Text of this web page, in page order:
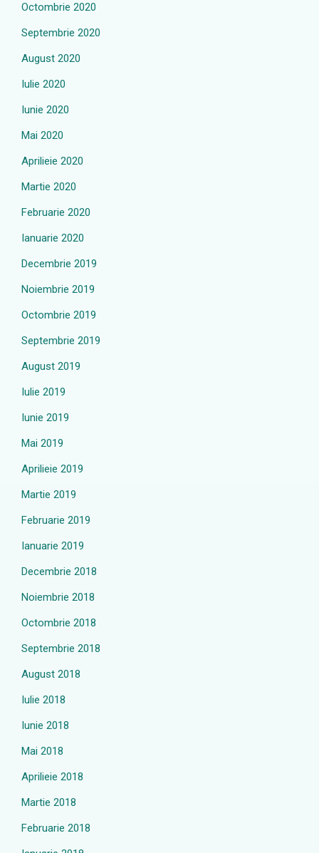
Octombrie 2020
Septembrie 2020
August 2020
Iulie 2020
Iunie 2020
Mai 2020
Aprilieie 2020
Martie 2020
Februarie 2020
Ianuarie 2020
Decembrie 2019
Noiembrie 2019
Octombrie 2019
Septembrie 2019
August 2019
Iulie 2019
Iunie 2019
Mai 2019
Aprilieie 2019
Martie 2019
Februarie 2019
Ianuarie 2019
Decembrie 2018
Noiembrie 2018
Octombrie 2018
Septembrie 2018
August 2018
Iulie 2018
Iunie 2018
Mai 2018
Aprilieie 2018
Martie 2018
Februarie 2018